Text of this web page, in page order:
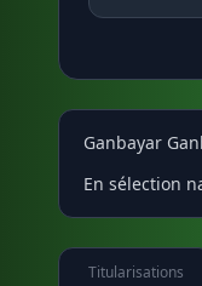
Ganbayar
En sélection
Titularisations